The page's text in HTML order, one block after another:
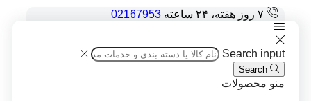
۷ روز هفته، ۲۴ ساعته 02167953
Search input
Search
منو محصولات